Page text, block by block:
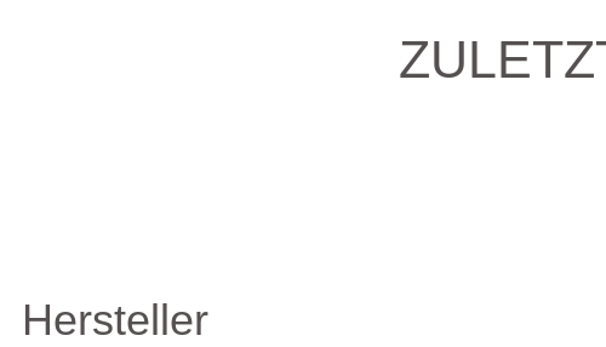
Hersteller